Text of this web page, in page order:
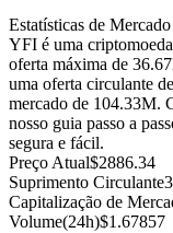
Copiar Trading
Estatísticas de
YFI é uma
oferta máxima de
uma oferta circulante
mercado de 104.33M.
nosso guia passo a
segura e fácil.
Preço Atual$2886.34
Suprimento Circulante
Capitalização de
Volume(24h)$1.67857